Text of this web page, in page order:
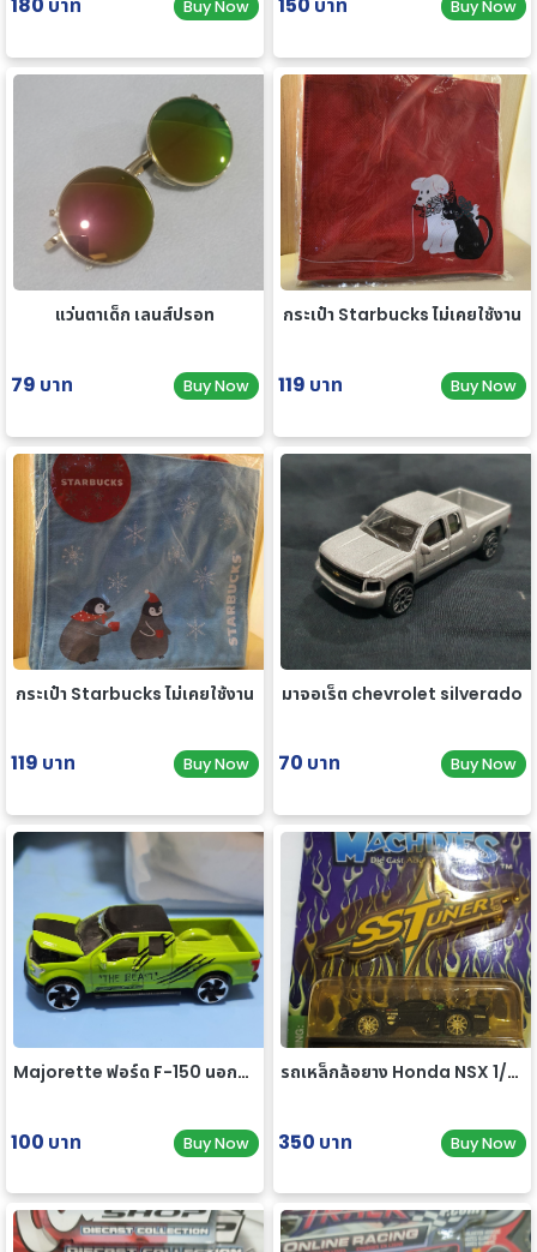
180 บาท Buy Now 150 บาท Buy Now
แว่นตาเด็ก เลนส์ปรอท
79 บาท Buy Now
กระเป๋า Starbucks ไม่เคยใช้งาน
119 บาท Buy Now
กระเป๋า Starbucks ไม่เคยใช้งาน
119 บาท Buy Now
มาจอเร็ต chevrolet silverado
70 บาท Buy Now
Majorette ฟอร์ด F-150 นอกแพค
100 บาท Buy Now
รถเหล็กล้อยาง Honda NSX 1/64 ของ rare
350 บาท Buy Now